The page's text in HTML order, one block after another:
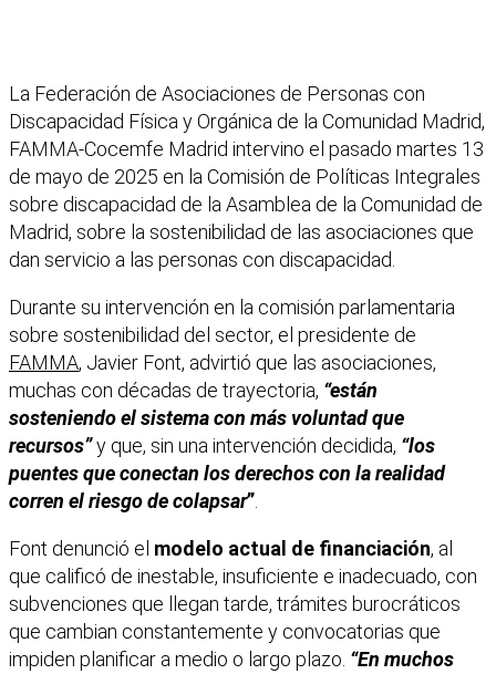
La Federación de Asociaciones de Personas con
Discapacidad Física y Orgánica de la Comunidad Madrid,
FAMMA-Cocemfe Madrid intervino el pasado martes 13
de mayo de 2025 en la Comisión de Políticas Integrales
sobre discapacidad de la Asamblea de la Comunidad de
Madrid, sobre la sostenibilidad de las asociaciones que
dan servicio a las personas con discapacidad.
Durante su intervención en la comisión parlamentaria
sobre sostenibilidad del sector, el presidente de
FAMMA, Javier Font, advirtió que las asociaciones,
muchas con décadas de trayectoria, “están
sosteniendo el sistema con más voluntad que
recursos”y que, sin una intervención decidida, “los
puentes que conectan losderechos con la realidad
corren el riesgo de colapsar”.
Font denunció el modelo actual de financiación, al
que calificó de inestable, insuficiente e inadecuado, con
subvenciones que llegan tarde, trámites burocráticos
que cambian constantemente y convocatorias que
impiden planificar a medio o largo plazo. “En muchos